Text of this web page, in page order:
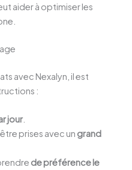
aider à optimiser les
avec Nexalyn, il est
:
jour.
prises avec un grand
de préférence le